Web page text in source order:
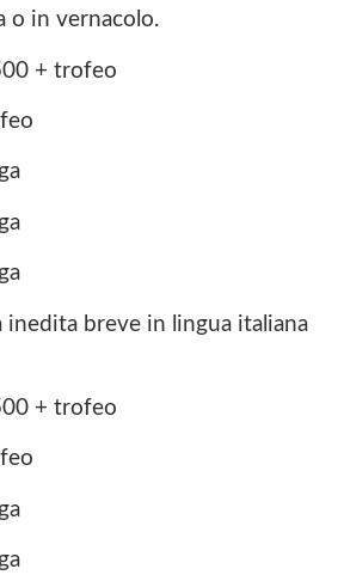
o in vernacolo.
+ trofeo
inedita breve in lingua italiana
+ trofeo